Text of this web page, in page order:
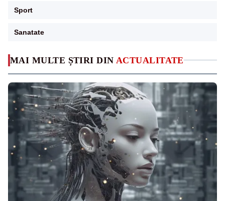
MAI MULTE ȘTIRI DIN ACTUALITATE
Sport
Sanatate